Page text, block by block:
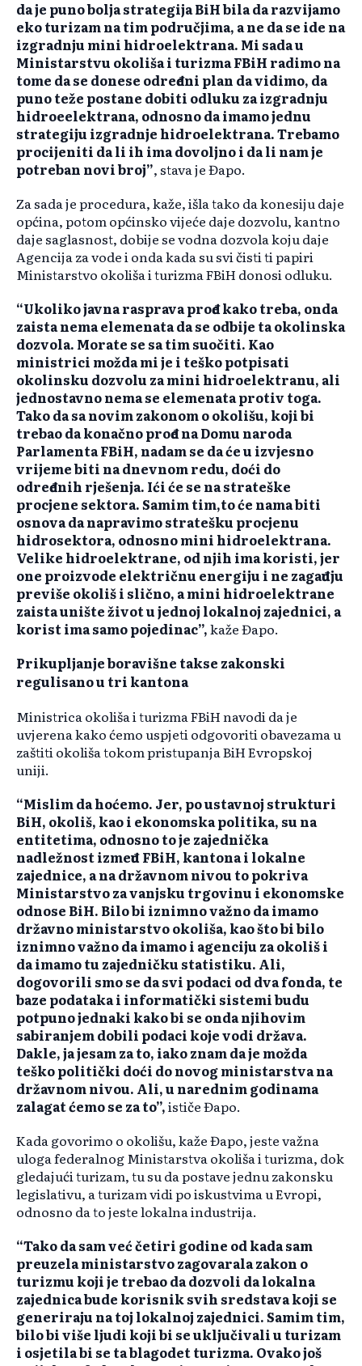
da je puno bolja strategija BiH bila da razvijamo
eko turizam na tim područjima, a ne da se ide na
izgradnju mini hidroelektrana. Mi sada u
Ministarstvu okoliša i turizma FBiH radimo na
tome da se donese određeni plan da vidimo, da
puno teže postane dobiti odluku za izgradnju
hidroeelektrana, odnosno da imamo jednu
strategiju izgradnje hidroelektrana. Trebamo
procijeniti da li ih ima dovoljno i da li nam je
potreban novi broj”, stava je Đapo.
Za sada je procedura, kaže, išla tako da konesiju daje
općina, potom općinsko vijeće daje dozvolu, kantno
daje saglasnost, dobije se vodna dozvola koju daje
Agencija za vode i onda kada su svi čisti ti papiri
Ministarstvo okoliša i turizma FBiH donosi odluku.
“Ukoliko javna rasprava prođe kako treba, onda
zaista nema elemenata da se odbije ta okolinska
dozvola. Morate se sa tim suočiti. Kao
ministrici možda mi je i teško potpisati
okolinsku dozvolu za mini hidroelektranu, ali
jednostavno nema se elemenata protiv toga.
Tako da sa novim zakonom o okolišu, koji bi
trebao da konačno prođe na Domu naroda
Parlamenta FBiH, nadam se da će u izvjesno
vrijeme biti na dnevnom redu, doći do
određenih rješenja. Ići će se na strateške
procjene sektora. Samim tim,to će nama biti
osnova da napravimo stratešku procjenu
hidrosektora, odnosno mini hidroelektrana.
Velike hidroelektrane, od njih ima koristi, jer
one proizvode električnu energiju i ne zagađuju
previše okoliš i slično, a mini hidroelektrane
zaista unište život u jednoj lokalnoj zajednici, a
korist ima samo pojedinac”,kaže Đapo.
Prikupljanje boravišne takse zakonski
regulisano u tri kantona
Ministrica okoliša i turizma FBiH navodi da je
uvjerena kako ćemo uspjeti odgovoriti obavezama u
zaštiti okoliša tokom pristupanja BiH Evropskoj
uniji.
“Mislim da hoćemo. Jer, po ustavnoj strukturi
BiH, okoliš, kao i ekonomska politika, su na
entitetima, odnosno to je zajednička
nadležnost između FBiH, kantona i lokalne
zajednice, a na državnom nivou to pokriva
Ministarstvo za vanjsku trgovinu i ekonomske
odnose BiH. Bilo bi iznimno važno da imamo
državno ministarstvo okoliša, kao što bi bilo
iznimno važno da imamo i agenciju za okoliš i
da imamo tu zajedničku statistiku. Ali,
dogovorili smo se da svi podaci od dva fonda, te
baze podataka i informatički sistemi budu
potpuno jednaki kako bi se onda njihovim
sabiranjem dobili podaci koje vodi država.
Dakle, ja jesam za to, iako znam da je možda
teško politički doći do novog ministarstva na
državnom nivou. Ali, u narednim godinama
zalagat ćemo se za to”,ističe Đapo.
Kada govorimo o okolišu, kaže Đapo, jeste važna
uloga federalnog Ministarstva okoliša i turizma, dok
gledajući turizam, tu su da postave jednu zakonsku
legislativu, a turizam vidi po iskustvima u Evropi,
odnosno da to jeste lokalna industrija.
“Tako da sam već četiri godine od kada sam
preuzela ministarstvo zagovarala zakon o
turizmu koji je trebao da dozvoli da lokalna
zajednica bude korisnik svih sredstava koji se
generiraju na toj lokalnoj zajednici. Samim tim,
bilo bi više ljudi koji bi se uključivali u turizam
i osjetila bi se ta blagodet turizma. Ovako još